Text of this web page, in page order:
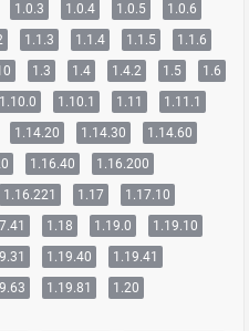
1.0.3 1.0.4 1.0.5
1.0.6
1.1.3 1.1.4 1.1.5
1.1.6
1.3 1.4 1.4.2 1.5
1.6
1.10.0 1.10.1 1.11
1.11.1
1.14.20 1.14.30
1.14.60
1.16.40
1.16.200
1.16.221 1.17
1.17.10
1.18 1.19.0
1.19.10
1.19.40
1.19.41
1.19.81 1.20